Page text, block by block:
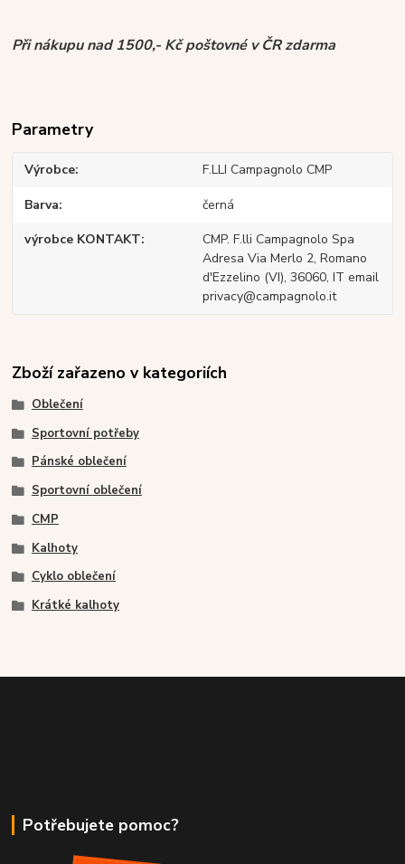
Při nákupu nad 1500,- Kč poštovné v ČR zdarma
Parametry
Výrobce F.LLI Campagnolo CMP
Barva černá
výrobce KONTAKT
CMP. F.lli Campagnolo Spa
Adresa Via Merlo 2, Romano
d'Ezzelino (VI), 36060, IT email
privacy@campagnolo.it
Zboží zařazeno v kategoriích
Oblečení
Sportovní potřeby
Pánské oblečení
Sportovní oblečení
CMP
Kalhoty
Cyklo oblečení
Krátké kalhoty
Potřebujete pomoc?